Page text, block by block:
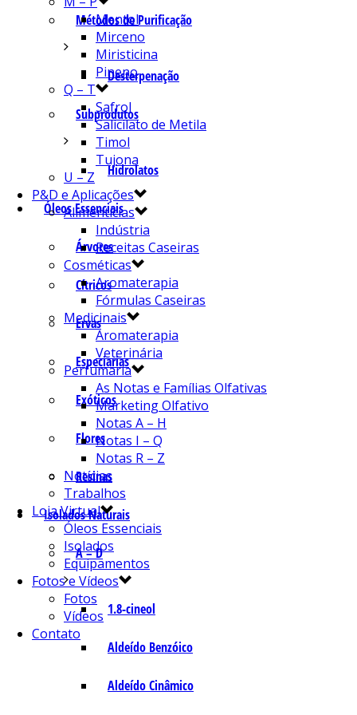
Métodos de Purificação
Desterpenação
Subprodutos
Hidrolatos
Óleos Essenciais
Árvores
Cítricos
Ervas
Especiarias
Exóticos
Flores
Resinas
Isolados Naturais
A – D
1.8-cineol
Aldeído Benzóico
Aldeído Cinâmico
Mentol
Mirceno
Miristicina
Pineno
Q – T
Safrol
Salicilato de Metila
Timol
Tujona
U – Z
P&D e Aplicações
Alimentícias
Indústria
Receitas Caseiras
Cosméticas
Aromaterapia
Fórmulas Caseiras
Medicinais
Aromaterapia
Veterinária
Perfumaria
As Notas e Famílias Olfativas
Marketing Olfativo
Notas A – H
Notas I – Q
Notas R – Z
Notícias
Trabalhos
Loja Virtual
Óleos Essenciais
Isolados
Equipamentos
Fotos e Vídeos
Fotos
Vídeos
Contato